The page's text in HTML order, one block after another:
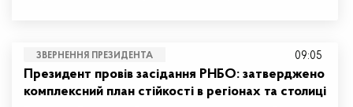
ЗВЕРНЕННЯ ПРЕЗИДЕНТА
Президент провів засідання РНБО: затверджено
комплексний план стійкості в регіонах та столиці
09:05